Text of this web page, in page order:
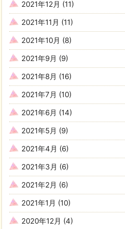
2021年12月 (11)
2021年11月 (11)
2021年10月 (8)
2021年9月 (9)
2021年8月 (16)
2021年7月 (10)
2021年6月 (14)
2021年5月 (9)
2021年4月 (6)
2021年3月 (6)
2021年2月 (6)
2021年1月 (10)
2020年12月 (4)